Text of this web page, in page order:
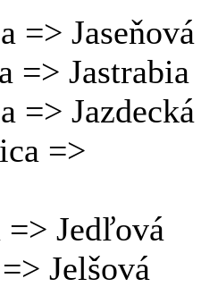
=> Jaseňová
=> Jastrabia
=> Jazdecká
=>
Jedľová
Jelšová